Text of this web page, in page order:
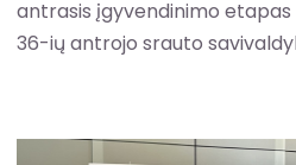
antrasis įgyvendinimo
36-ių antrojo srauto